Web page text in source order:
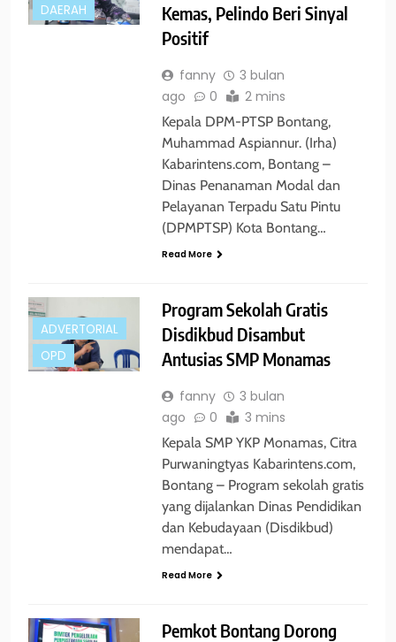
DAERAH
Kemas, Pelindo Beri Sinyal
Positif
fanny
3 bulan
ago
0 2 mins
Kepala DPM-PTSP Bontang,
Muhammad Aspiannur. (Irha)
Kabarintens.com, Bontang –
Dinas Penanaman Modal dan
Pelayanan Terpadu Satu Pintu
(DPMPTSP) Kota Bontang…
Read More
ADVERTORIAL
OPD
Program Sekolah Gratis
Disdikbud Disambut
Antusias SMP Monamas
fanny
3 bulan
ago
0 3 mins
Kepala SMP YKP Monamas, Citra
Purwaningtyas Kabarintens.com,
Bontang – Program sekolah gratis
yang dijalankan Dinas Pendidikan
dan Kebudayaan (Disdikbud)
mendapat…
Read More
Pemkot Bontang Dorong